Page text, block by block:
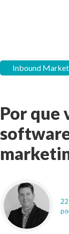
Inbound
Por que